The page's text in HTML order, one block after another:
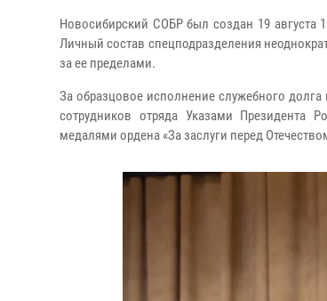
Новосибирский СОБР был создан 19 августа
Личный состав спецподразделения
за ее пределами.
За образцовое исполнение служебного
сотрудников отряда Указами Президента
медалями ордена «За заслуги перед